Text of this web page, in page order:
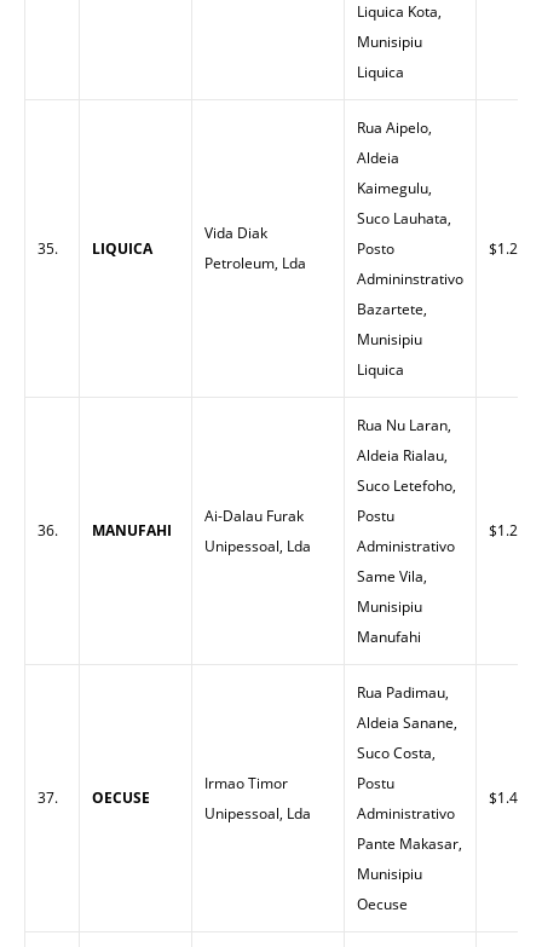
Liquica Kota,
Munisipiu
Liquica
35. LIQUICA
Vida Diak
Petroleum, Lda
Rua Aipelo,
Aldeia
Kaimegulu,
Suco Lauhata,
Posto
Admininstrativo
Bazartete,
Munisipiu
Liquica
$1.24
36. MANUFAHI
Ai-Dalau Furak
Unipessoal, Lda
Rua Nu Laran,
Aldeia Rialau,
Suco Letefoho,
Postu
Administrativo
Same Vila,
Munisipiu
Manufahi
$1.25
37. OECUSE
Irmao Timor
Unipessoal, Lda
Rua Padimau,
Aldeia Sanane,
Suco Costa,
Postu
Administrativo
Pante Makasar,
Munisipiu
Oecuse
$1.40